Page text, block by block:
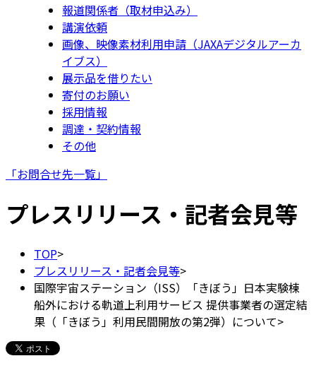
報道関係者（取材申込み）
講演依頼
画像、映像素材利用申請（JAXAデジタルアーカ
イブス）
展示品を借りたい
寄付のお願い
採用情報
調達・契約情報
その他
「お問合せ先一覧」
プレスリリース・記者会見等
TOP>
プレスリリース・記者会見等>
国際宇宙ステーション（ISS）「きぼう」日本実験棟
船外における軌道上利用サービス 提供事業者の選定結
果（「きぼう」利用民間開放の第2弾）について>